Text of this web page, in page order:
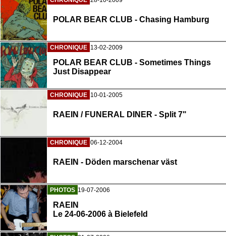
POLAR BEAR CLUB - Chasing Hamburg
CHRONIQUE 13-02-2009
POLAR BEAR CLUB - Sometimes Things
Just Disappear
CHRONIQUE 10-01-2005
RAEIN / FUNERAL DINER - Split 7"
CHRONIQUE 06-12-2004
RAEIN - Döden marschenar väst
PHOTOS 19-07-2006
RAEIN
Le 24-06-2006 à Bielefeld